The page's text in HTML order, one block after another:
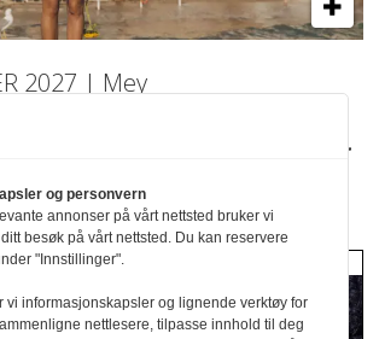
2027 | Mey
med
inspirasjon
og personvern
annonser på vårt nettsted bruker vi
besøk på vårt nettsted. Du kan reservere
"Innstillinger".
vi informasjonskapsler og lignende verktøy for
nettlesere, tilpasse innhold til deg